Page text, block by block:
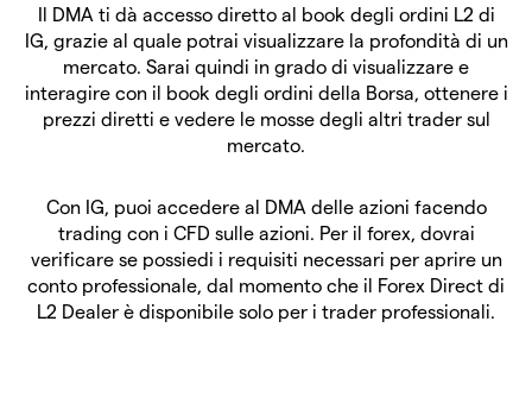
Il DMA ti dà accesso diretto al book degli ordini L2 di
IG, grazie al quale potrai visualizzare la profondità di un
mercato. Sarai quindi in grado di visualizzare e
interagire con il book degli ordini della Borsa, ottenere i
prezzi diretti e vedere le mosse degli altri trader sul
mercato.
Con IG, puoi accedere al DMA delle azioni facendo
trading con i CFD sulle azioni. Per il forex, dovrai
verificare se possiedi i requisiti necessari per aprire un
conto professionale, dal momento che il Forex Direct di
L2 Dealer è disponibile solo per i trader professionali.